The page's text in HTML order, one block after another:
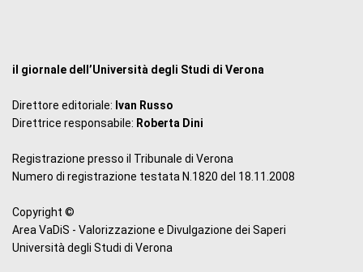
il giornale dell’Università degli Studi di Verona
Direttore editoriale: Ivan Russo
Direttrice responsabile: Roberta Dini
Registrazione presso il Tribunale di Verona
Numero di registrazione testata N.1820 del 18.11.2008
Copyright ©
Area VaDiS - Valorizzazione e Divulgazione dei Saperi
Università degli Studi di Verona